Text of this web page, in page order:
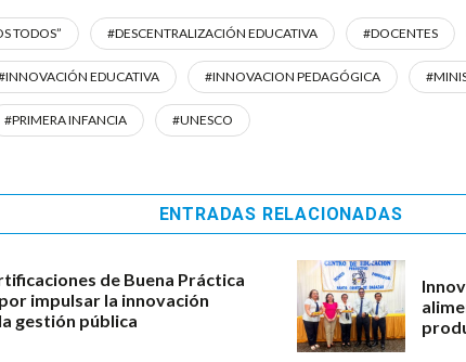
TODOS” #DESCENTRALIZACIÓN EDUCATIVA #DOCENTES
EDUCATIVA #INNOVACION PEDAGÓGICA
#PRIMERA INFANCIA #UNESCO
ENTRADAS RELACIONADAS
de Buena Práctica
impulsar la innovación
gestión pública